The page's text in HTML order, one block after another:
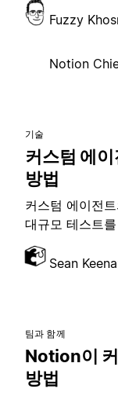
Fuzzy
Notion
기술
커스텀 에
방법
커스텀 에이전
대규모 테스트
Sean
팀과 함께
Notion이
방법